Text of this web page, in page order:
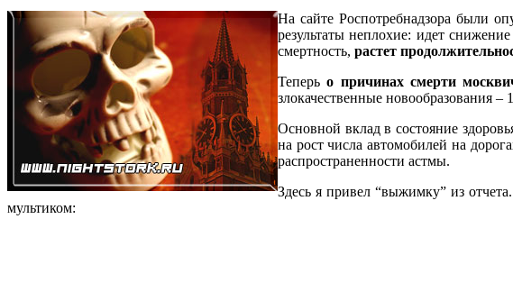
На сайте Роспотребнадзора были
результаты неплохие: идет
смертность, растет
Теперьо причинах смерти
злокачественные новообразования
Основной вклад в состояние
на рост числа автомобилей на
распространенности астмы.
Здесь я привел “выжимку” из
мультиком: